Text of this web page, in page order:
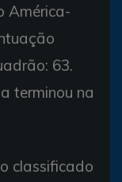
América-
63.
terminou na
classificado